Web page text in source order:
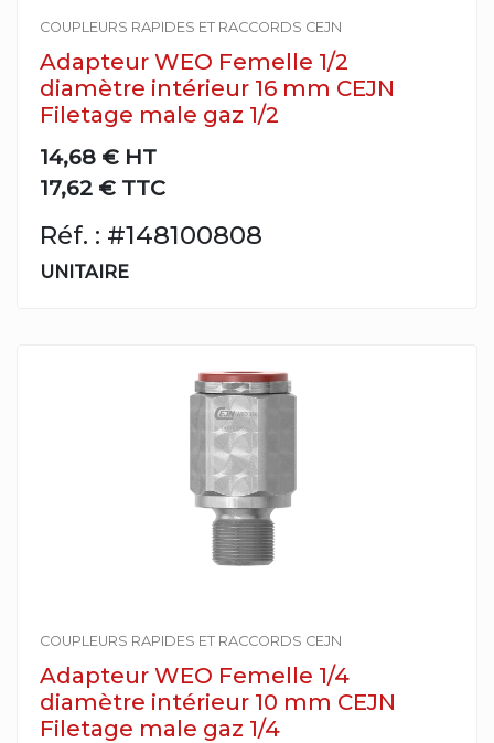
COUPLEURS RAPIDES ET RACCORDS CEJN
Adapteur WEO Femelle 1/2
diamètre intérieur 16 mm CEJN
Filetage male gaz 1/2
14,68 € HT
17,62 € TTC
Réf. : #148100808
UNITAIRE
COUPLEURS RAPIDES ET RACCORDS CEJN
Adapteur WEO Femelle 1/4
diamètre intérieur 10 mm CEJN
Filetage male gaz 1/4